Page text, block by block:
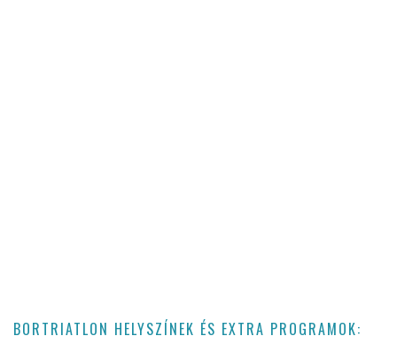
BORTRIATLON HELYSZÍNEK ÉS EXTRA PROGRAMOK: